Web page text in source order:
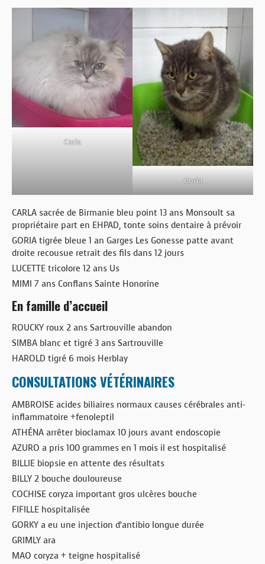
Carla
Goria
CARLA sacrée de Birmanie bleu point 13 ans Monsoult sa
propriétaire part en EHPAD, tonte soins dentaire à prévoir
GORIA tigrée bleue 1 an Garges Les Gonesse patte avant
droite recousue retrait des fils dans 12 jours
LUCETTE tricolore 12 ans Us
MIMI 7 ans Conflans Sainte Honorine
En famille d’accueil
ROUCKY roux 2 ans Sartrouville abandon
SIMBA blanc et tigré 3 ans Sartrouville
HAROLD tigré 6 mois Herblay
CONSULTATIONS VÉTÉRINAIRES
AMBROISE acides biliaires normaux causes cérébrales anti-
inflammatoire +fenoleptil
ATHÉNA arrêter bioclamax 10 jours avant endoscopie
AZURO a pris 100 grammes en 1 mois il est hospitalisé
BILLIE biopsie en attente des résultats
BILLY 2 bouche douloureuse
COCHISE coryza important gros ulcères bouche
FIFILLE hospitalisée
GORKY a eu une injection d’antibio longue durée
GRIMLY ara
MAO coryza + teigne hospitalisé